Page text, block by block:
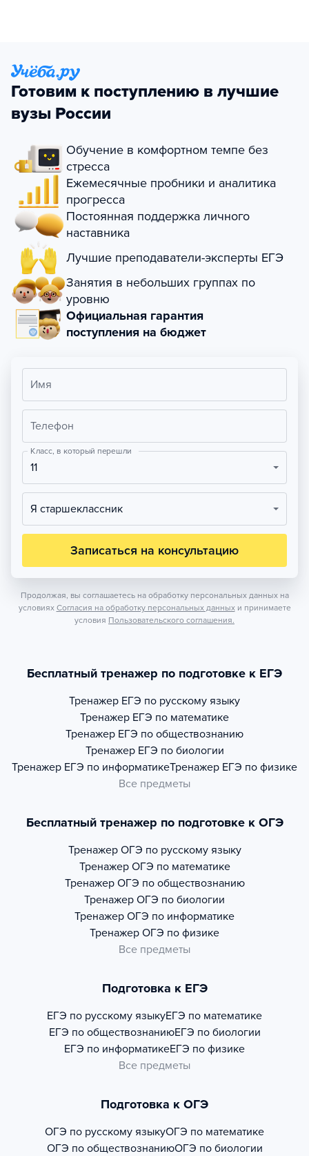
Готовим к поступлению в лучшие
вузы России
Обучение в комфортном темпе без
стресса
Ежемесячные пробники и аналитика
прогресса
Постоянная поддержка личного
наставника
Лучшие преподаватели-эксперты ЕГЭ
Занятия в небольших группах по
уровню
Официальная гарантия
поступления на бюджет
Имя
Телефон
Класс, в который перешли
11
Я старшеклассник
Записаться на консультацию
Продолжая, вы соглашаетесь на обработку персональных данных на
условиях Согласия на обработку персональных данных и принимаете
условия Пользовательского соглашения.
Бесплатный тренажер по подготовке к ЕГЭ
Тренажер ЕГЭ по русскому языку
Тренажер ЕГЭ по математике
Тренажер ЕГЭ по обществознанию
Тренажер ЕГЭ по биологии
Тренажер ЕГЭ по информатикеТренажер ЕГЭ по физике
Все предметы
Бесплатный тренажер по подготовке к ОГЭ
Тренажер ОГЭ по русскому языку
Тренажер ОГЭ по математике
Тренажер ОГЭ по обществознанию
Тренажер ОГЭ по биологии
Тренажер ОГЭ по информатике
Тренажер ОГЭ по физике
Все предметы
Подготовка к ЕГЭ
ЕГЭ по русскому языкуЕГЭ по математике
ЕГЭ по обществознаниюЕГЭ по биологии
ЕГЭ по информатикеЕГЭ по физике
Все предметы
Подготовка к ОГЭ
ОГЭ по русскому языкуОГЭ по математике
ОГЭ по обществознаниюОГЭ по биологии